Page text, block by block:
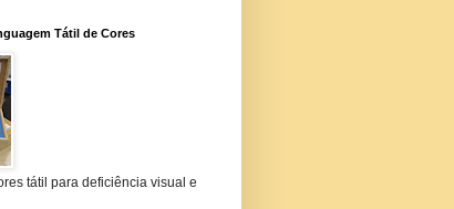
Tátil de Cores
tátil para deficiência visual e